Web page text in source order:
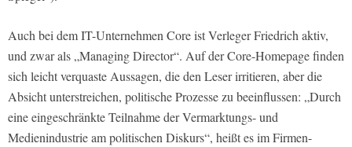
Auch bei dem IT-Unternehmen Core ist Verleger Friedrich aktiv,
und zwar als „Managing Director“. Auf der Core-Homepage finden
sich leicht verquaste Aussagen, die den Leser irritieren, aber die
Absicht unterstreichen, politische Prozesse zu beeinflussen: „Durch
eine eingeschränkte Teilnahme der Vermarktungs- und
Medienindustrie am politischen Diskurs“, heißt es im Firmen-